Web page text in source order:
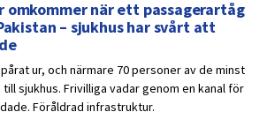
omkommer när ett passagerartåg
– sjukhus har svårt att
ur, och närmare 70 personer av de minst
sjukhus. Frivilliga vadar genom en kanal för
Föråldrad infrastruktur.